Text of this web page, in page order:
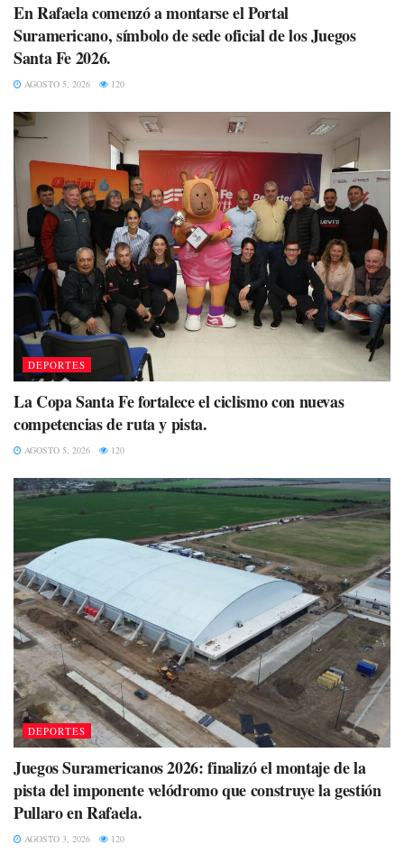
En Rafaela comenzó a montarse el Portal
Suramericano, símbolo de sede oficial de los Juegos
Santa Fe 2026.
AGOSTO 5, 2026 120
DEPORTES
La Copa Santa Fe fortalece el ciclismo con nuevas
competencias de ruta y pista.
AGOSTO 5, 2026 120
DEPORTES
Juegos Suramericanos 2026: finalizó el montaje de la
pista del imponente velódromo que construye la gestión
Pullaro en Rafaela.
AGOSTO 3, 2026 120